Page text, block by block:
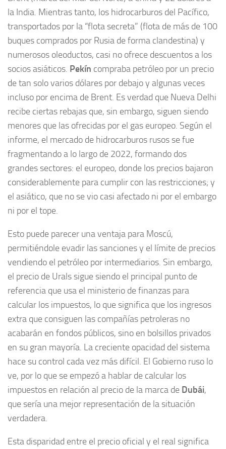
la India. Mientras tanto, los hidrocarburos del Pacífico,
transportados por la “flota secreta” (flota de más de 100
buques comprados por Rusia de forma clandestina) y
numerosos oleoductos, casi no ofrece descuentos a los
socios asiáticos. Pekín compraba petróleo por un precio
de tan solo varios dólares por debajo y algunas veces
incluso por encima de Brent. Es verdad que Nueva Delhi
recibe ciertas rebajas que, sin embargo, siguen siendo
menores que las ofrecidas por el gas europeo. Según el
informe, el mercado de hidrocarburos rusos se fue
fragmentando a lo largo de 2022, formando dos
grandes sectores: el europeo, donde los precios bajaron
considerablemente para cumplir con las restricciones; y
el asiático, que no se vio casi afectado ni por el embargo
ni por el tope.
Esto puede parecer una ventaja para Moscú,
permitiéndole evadir las sanciones y el límite de precios
vendiendo el petróleo por intermediarios. Sin embargo,
el precio de Urals sigue siendo el principal punto de
referencia que usa el ministerio de finanzas para
calcular los impuestos, lo que significa que los ingresos
extra que consiguen las compañías petroleras no
acabarán en fondos públicos, sino en bolsillos privados
en su gran mayoría. La creciente opacidad del sistema
hace su control cada vez más difícil. El Gobierno ruso lo
ve, por lo que se empezó a hablar de calcular los
impuestos en relación al precio de la marca de Dubái,
que sería una mejor representación de la situación
verdadera.
Esta disparidad entre el precio oficial y el real significa